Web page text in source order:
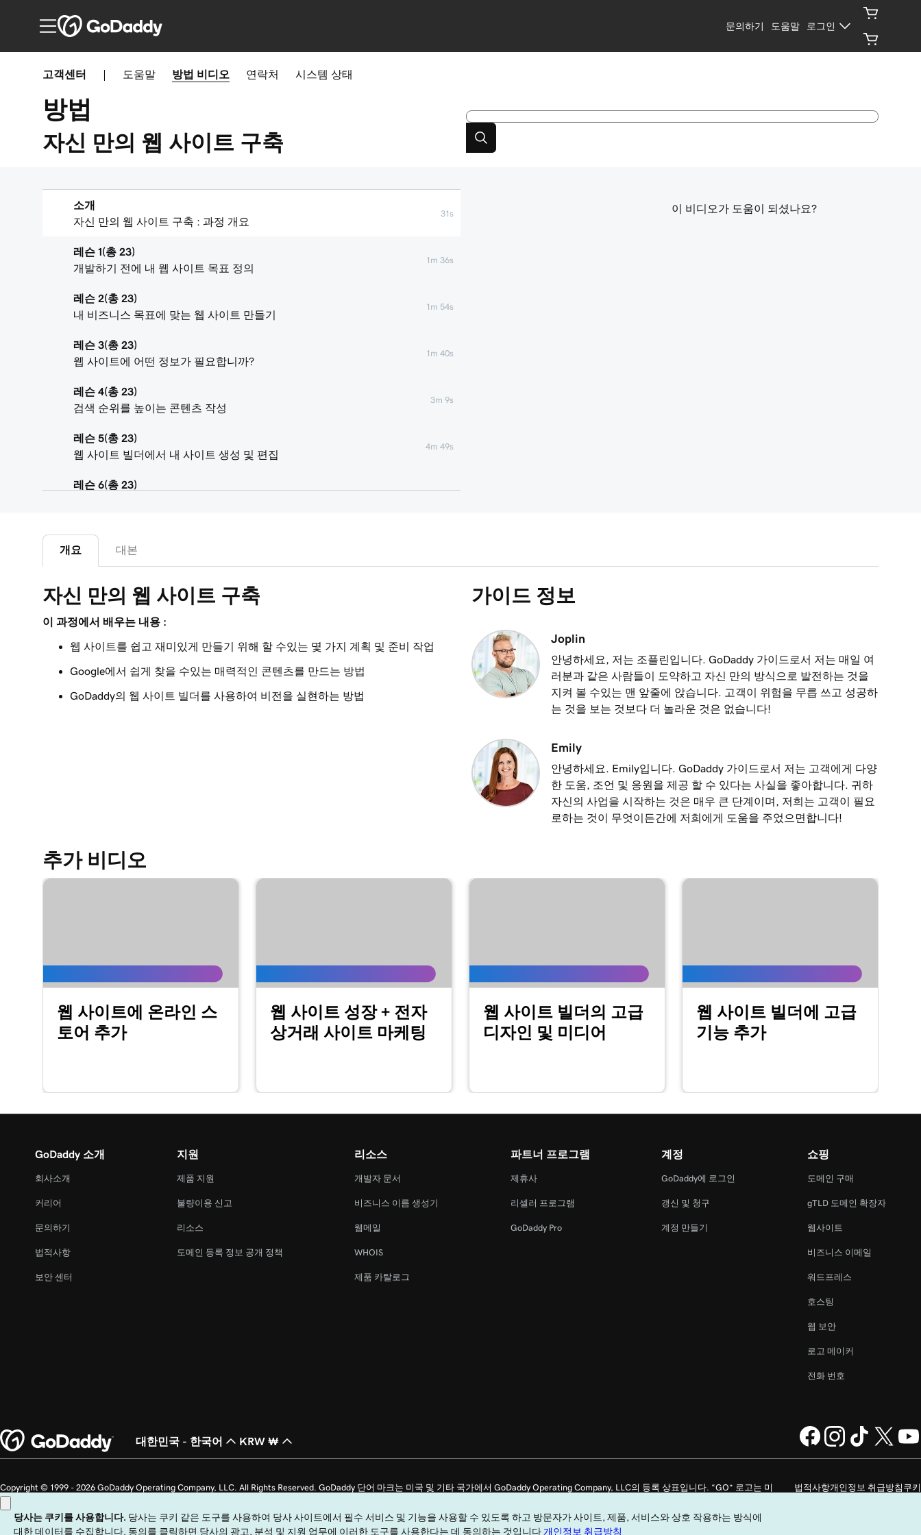
문의하기 도움말 로그인
고객센터 도움말 방법 비디오 연락처 시스템 상태
방법
자신 만의 웹 사이트 구축
소개
자신 만의 웹 사이트 구축 : 과정 개요
31s
레슨 1(총 23)
개발하기 전에 내 웹 사이트 목표 정의
1m 36s
레슨 2(총 23)
내 비즈니스 목표에 맞는 웹 사이트 만들기
1m 54s
레슨 3(총 23)
웹 사이트에 어떤 정보가 필요합니까?
1m 40s
레슨 4(총 23)
검색 순위를 높이는 콘텐츠 작성
3m 9s
레슨 5(총 23)
웹 사이트 빌더에서 내 사이트 생성 및 편집
4m 49s
레슨 6(총 23)
1m 51s
내 웹 사이트 + 마케팅 사이트에 섹션 추가
섹션 또는 섹션 그룹의 콘텐츠 편집
레슨 9(총 23)
내 헤더의 시각적 요소 편집
레슨 10(총 23)
레슨 14(총 23)
웹 사이트 + 마케팅에서 비디오를 커버 미디어로 사용
웹 사이트 + 마케팅에서 내 회사 소개 섹션 사용자 지정
웹 사이트 + 마케팅에서 콘텐츠 섹션 사용자 지정
레슨 18(총 23)
레슨 19(총 23)
웹 사이트 + 마케팅에서 내 소셜 섹션 사용자 지정
이 비디오가 도움이 되셨나요?
개요 대본
자신 만의 웹 사이트 구축
이 과정에서 배우는 내용 :
웹 사이트를 쉽고 재미있게 만들기 위해 할 수있는 몇 가지 계획 및 준비 작업
Google에서 쉽게 찾을 수있는 매력적인 콘텐츠를 만드는 방법
GoDaddy의 웹 사이트 빌더를 사용하여 비전을 실현하는 방법
가이드 정보
Joplin
안녕하세요, 저는 조플린입니다. GoDaddy 가이드로서 저는 매일 여
러분과 같은 사람들이 도약하고 자신 만의 방식으로 발전하는 것을
지켜 볼 수있는 맨 앞줄에 앉습니다. 고객이 위험을 무릅 쓰고 성공하
는 것을 보는 것보다 더 놀라운 것은 없습니다!
Emily
안녕하세요. Emily입니다. GoDaddy 가이드로서 저는 고객에게 다양
한 도움, 조언 및 응원을 제공 할 수 있다는 사실을 좋아합니다. 귀하
자신의 사업을 시작하는 것은 매우 큰 단계이며, 저희는 고객이 필요
로하는 것이 무엇이든간에 저희에게 도움을 주었으면합니다!
추가 비디오
웹 사이트에 온라인 스
토어 추가
웹 사이트 성장 + 전자
상거래 사이트 마케팅
웹 사이트 빌더의 고급
디자인 및 미디어
웹 사이트 빌더에 고급
기능 추가
GoDaddy 소개
회사소개
커리어
문의하기
법적사항
보안 센터
지원
제품 지원
불량이용 신고
리소스
도메인 등록 정보 공개 정책
리소스
개발자 문서
비즈니스 이름 생성기
웹메일
WHOIS
제품 카탈로그
파트너 프로그램
제휴사
리셀러 프로그램
GoDaddy Pro
계정
GoDaddy에 로그인
갱신 및 청구
계정 만들기
쇼핑
도메인 구매
gTLD 도메인 확장자
웹사이트
비즈니스 이메일
워드프레스
호스팅
웹 보안
로고 메이커
전화 번호
대한민국 - 한국어 KRW ₩
법적사항개인정보 취급방침 쿠키
Copyright © 1999 - 2026 GoDaddy Operating Company, LLC. All Rights Reserved. GoDaddy 단어 마크는 미국 및 기타 국가에서 GoDaddy Operating Company, LLC의 등록 상표입니다. “GO” 로고는 미
국에서 GoDaddy.com, LLC의 등록 상표입니다.
이 사이트를 이용하려면 명시된 이용 약관을 준수해야 합니다. 이 사이트를 이용하면 범용 서비스 약관을 준수할 것에 동의하는 것입니다.